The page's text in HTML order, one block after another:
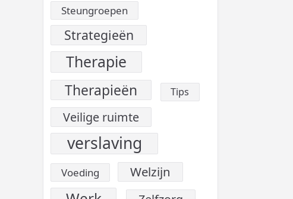
Steungroepen
Strategieën
Therapie
Therapieën Tips
Veilige ruimte
verslaving
Voeding Welzijn